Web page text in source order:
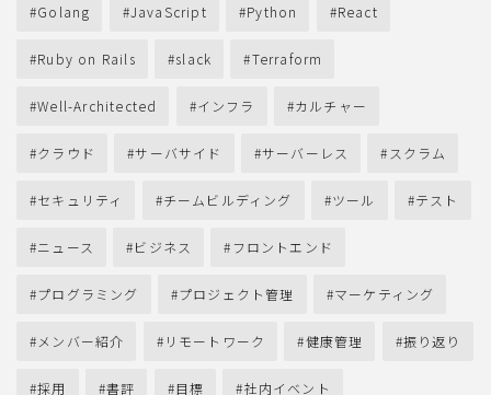
Golang JavaScript Python React
Ruby on Rails slack Terraform
Well-Architected インフラ カルチャー
クラウド サーバサイド サーバーレス スクラム
セキュリティ チームビルディング ツール テスト
ニュース ビジネス フロントエンド
プログラミング プロジェクト管理 マーケティング
メンバー紹介 リモートワーク 健康管理 振り返り
採用 書評 目標 社内イベント